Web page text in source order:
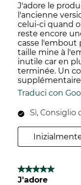
J'adore le
l'ancienne
celui-ci quand
reste encore
casse l'embout
taille mine à
inutile car en
terminée. Un
Traduci con
Sì, Consiglio
5 su 5 stelle.
J'adore